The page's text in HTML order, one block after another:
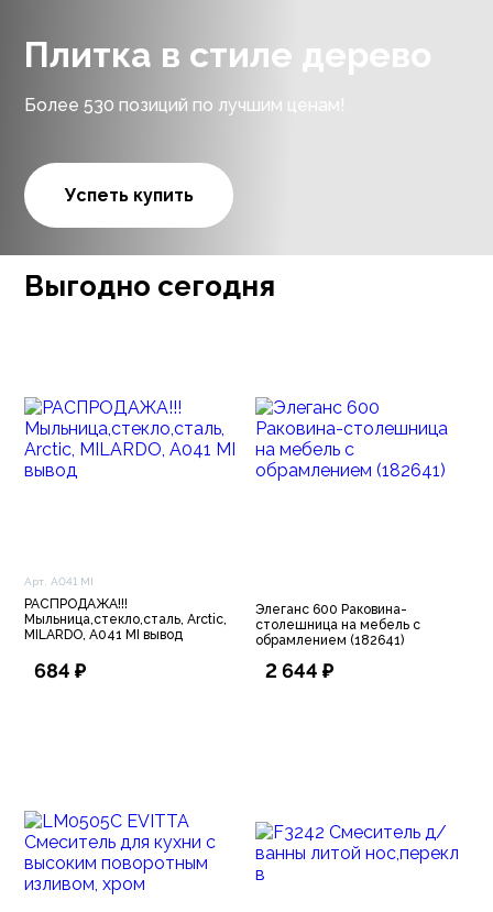
Плитка в стиле дерево
Успеть купить
Более 530 позиций по лучшим ценам!
Выгодно сегодня
Арт. A041 MI
РАСПРОДАЖА!!!
Мыльница,стекло,сталь, Arctic,
MILARDO, A041 MI вывод
684 ₽
Элеганс 600 Раковина-
столешница на мебель с
обрамлением (182641)
2 644 ₽